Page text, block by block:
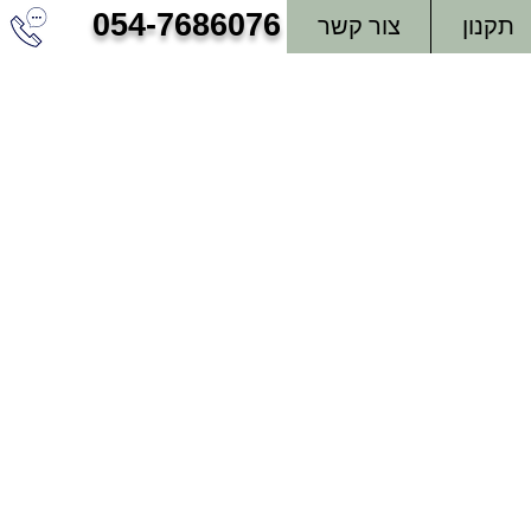
צור קשר תקנון 054-7686076